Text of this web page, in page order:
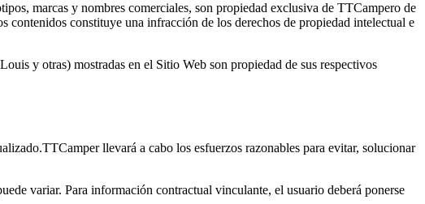
marcas y nombres comerciales, son propiedad exclusiva de TTCampero de
constituye una infracción de los derechos de propiedad intelectual e
y otras) mostradas en el Sitio Web son propiedad de sus respectivos
TTCamperllevará a cabo los esfuerzos razonables para evitar, solucionar
variar. Para información contractual vinculante, el usuario deberá ponerse